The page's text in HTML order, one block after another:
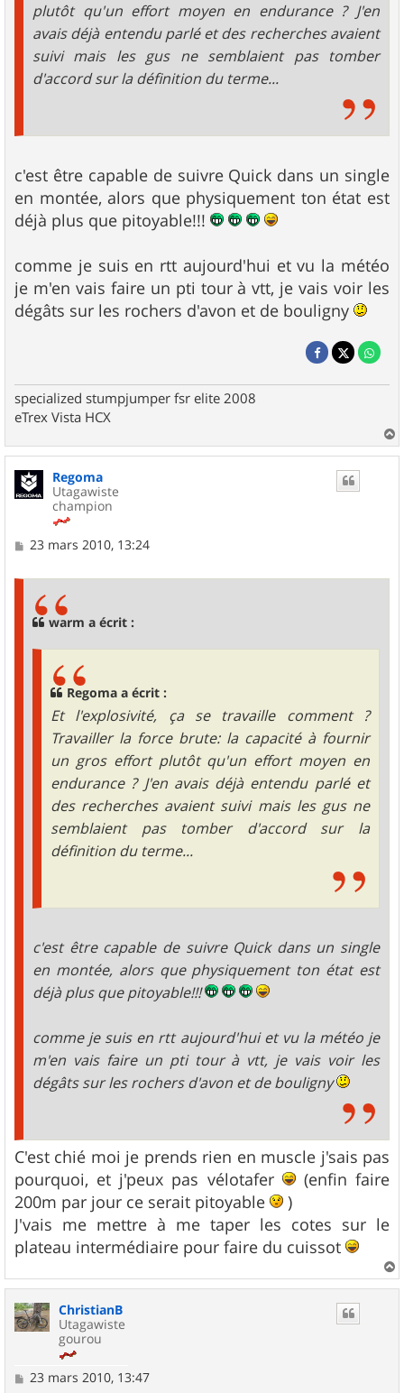
plutôt qu'un effort moyen en endurance ? J'en
avais déjà entendu parlé et des recherches avaient
suivi mais les gus ne semblaient pas tomber
d'accord sur la définition du terme...
c'est être capable de suivre Quick dans un single
en montée, alors que physiquement ton état est
déjà plus que pitoyable!!!
comme je suis en rtt aujourd'hui et vu la météo
je m'en vais faire un pti tour à vtt, je vais voir les
dégâts sur les rochers d'avon et de bouligny
specialized stumpjumper fsr elite 2008
eTrex Vista HCX
a
u
Regoma
Utagawiste
champion
M
23 mars 2010, 13:24
warm a écrit :
Regoma a écrit :
Et l'explosivité, ça se travaille comment ?
Travailler la force brute: la capacité à fournir
un gros effort plutôt qu'un effort moyen en
endurance ? J'en avais déjà entendu parlé et
des recherches avaient suivi mais les gus ne
semblaient pas tomber d'accord sur la
définition du terme...
c'est être capable de suivre Quick dans un single
en montée, alors que physiquement ton état est
déjà plus que pitoyable!!!
comme je suis en rtt aujourd'hui et vu la météo je
m'en vais faire un pti tour à vtt, je vais voir les
dégâts sur les rochers d'avon et de bouligny
C'est chié moi je prends rien en muscle j'sais pas
pourquoi, et j'peux pas vélotafer
(enfin faire
200m par jour ce serait pitoyable
)
J'vais me mettre à me taper les cotes sur le
plateau intermédiaire pour faire du cuissot
a
ChristianB
Utagawiste
gourou
M
23 mars 2010, 13:47